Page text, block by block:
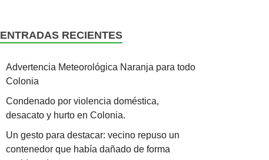
ENTRADAS RECIENTES
Advertencia Meteorológica Naranja para todo
Colonia
Condenado por violencia doméstica,
desacato y hurto en Colonia.
Un gesto para destacar: vecino repuso un
contenedor que había dañado de forma